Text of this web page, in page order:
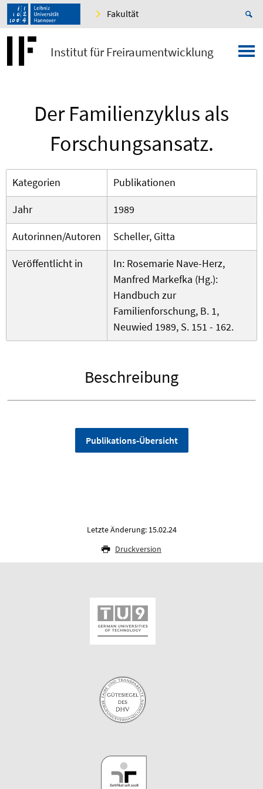
Fakultät
Institut für Freiraumentwicklung
Der Familienzyklus als
Forschungsansatz.
Kategorien
Publikationen
Jahr
1989
Autorinnen/Autoren
Scheller, Gitta
Veröffentlicht in
In: Rosemarie Nave-Herz,
Manfred Markefka (Hg.):
Handbuch zur
Familienforschung, B. 1,
Neuwied 1989, S. 151 - 162.
Beschreibung
Publikations-Übersicht
Letzte Änderung: 15.02.24
Druckversion